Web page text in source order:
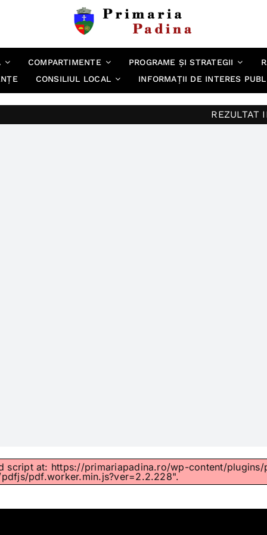
COMPARTIMENTE PROGRAME ȘI STRATEGII
CONSILIUL LOCAL INFORMAȚII DE INTERES
REZULTAT
script at: https://primariapadina.ro/wp-content/
pdf.worker.min.js?ver=2.2.228".